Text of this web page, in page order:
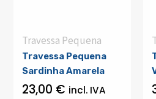
Travessa Pequena
Travessa Pequena
Sardinha Amarela
23,00 € incl. IVA